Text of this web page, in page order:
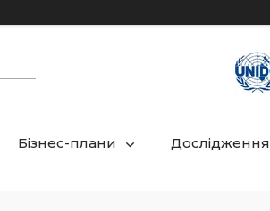
Бізнес-плани Дослідження